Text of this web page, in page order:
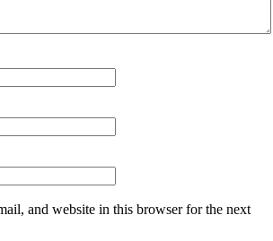
and website in this browser for the next